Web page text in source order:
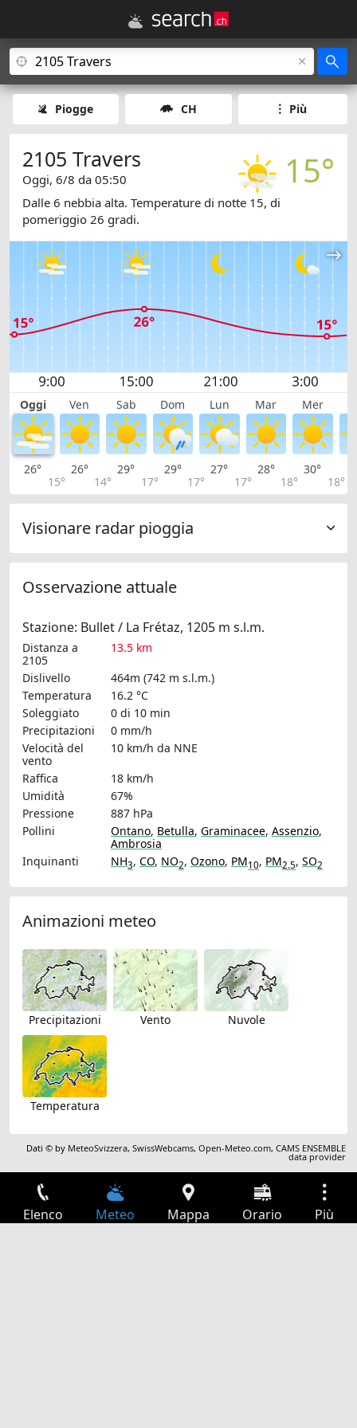
Piogge CH Più
15°
2105 Travers
Oggi, 6/8 da 05:50
Dalle 6 nebbia alta. Temperature di notte 15, di
pomeriggio 26 gradi.
Oggi Ven Sab Dom Lun Mar Mer
26°
15°
26°
14°
29°
17°
29°
17°
27°
17°
28°
18°
30°
18°
Visionare radar pioggia
Osservazione attuale
Stazione: Bullet / La Frétaz, 1205 m s.l.m.
Distanza a
2105
13.5 km
Dislivello
464m (742 m s.l.m.)
Temperatura
16.2 °C
Soleggiato
0 di 10 min
Precipitazioni
0 mm/h
Velocità del
vento
10 km/h da NNE
Raffica
18 km/h
Umidità
67%
Pressione
887 hPa
Pollini
Ontano, Betulla, Graminacee, Assenzio,
Ambrosia
Inquinanti
NH3, CO, NO2, Ozono, PM10, PM2.5, SO2
Animazioni meteo
Precipitazioni Vento Nuvole
Temperatura
Dati © by MeteoSvizzera,SwissWebcams,Open-Meteo.com,CAMS ENSEMBLE
data provider
Elenco Meteo Mappa Orario Più